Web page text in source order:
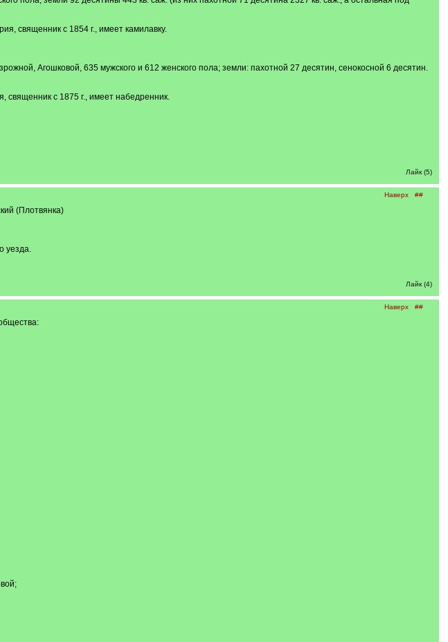
священник с 1854 г., имеет камилавку.
Агошковой, 635 мужского и 612 женского пола; земли: пахотной 27 десятин, сенокосной 6 десятин.
с 1875 г., имеет набедренник.
Лайк (5)
Наверх ##
(Плотвянка)
уезда.
Лайк (4)
Наверх ##